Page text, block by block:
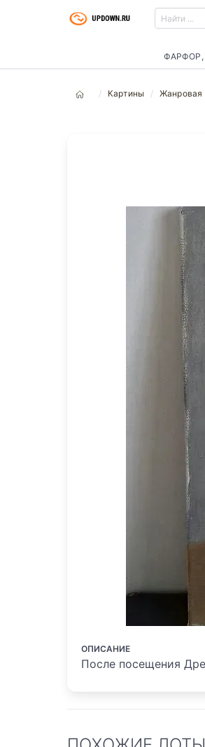
Картины Жанровая
ОПИСАНИЕ
После посещения